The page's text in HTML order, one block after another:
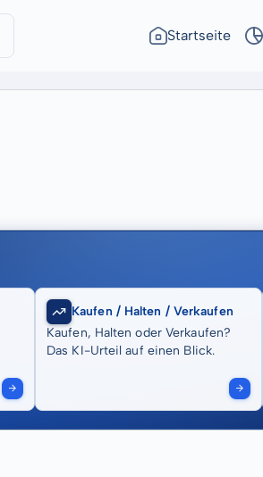
Startseite
Kaufen / Halten / Verkaufen
Kaufen, Halten oder Verkaufen?
Das KI-Urteil auf einen Blick.